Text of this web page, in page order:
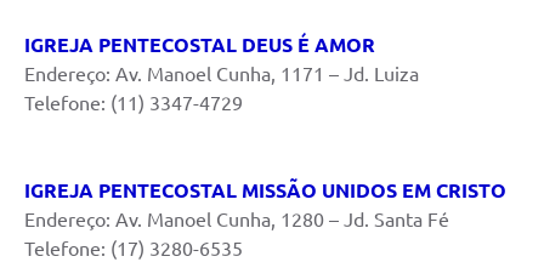
IGREJA PENTECOSTAL DEUS É AMOR
Endereço: Av. Manoel Cunha, 1171 – Jd. Luiza
Telefone: (11) 3347-4729
IGREJA PENTECOSTAL MISSÃO UNIDOS EM CRISTO
Endereço: Av. Manoel Cunha, 1280 – Jd. Santa Fé
Telefone: (17) 3280-6535